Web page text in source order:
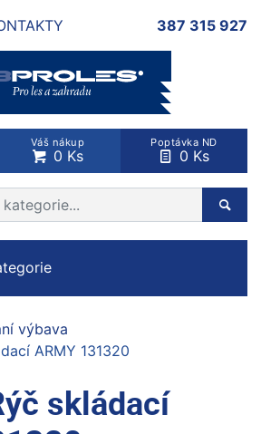
387 315 927
Váš nákup
0 Ks
Poptávka ND
0 Ks
výbava
ARMY 131320
skládací